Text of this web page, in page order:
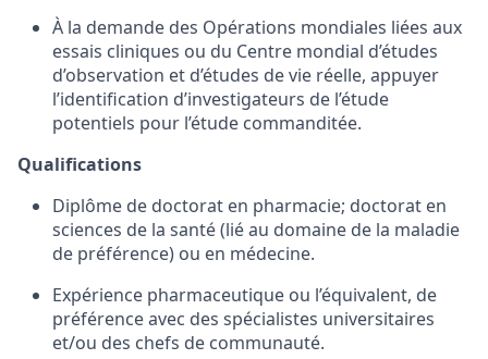
À la demande des Opérations mondiales liées aux
essais cliniques ou du Centre mondial d’études
d’observation et d’études de vie réelle, appuyer
l’identification d’investigateurs de l’étude
potentiels pour l’étude commanditée.
Qualifications
Diplôme de doctorat en pharmacie; doctorat en
sciences de la santé (lié au domaine de la maladie
de préférence) ou en médecine.
Expérience pharmaceutique ou l’équivalent, de
préférence avec des spécialistes universitaires
et/ou des chefs de communauté.